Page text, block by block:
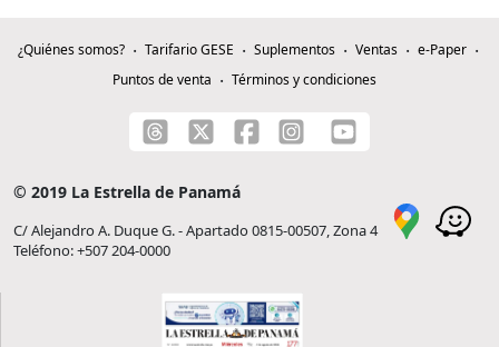
¿Quiénes somos? Tarifario GESE Suplementos Ventas
e-Paper
Puntos de venta
Términos y condiciones
© 2019 La Estrella de Panamá
C/ Alejandro A. Duque G. - Apartado 0815-00507, Zona 4
Teléfono: +507 204-0000